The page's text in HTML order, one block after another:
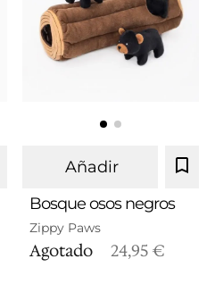
Añadir
Bosque osos negros
Zippy Paws
Agotado 24,95 €